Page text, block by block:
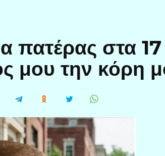
πατέρας στα
μου την κόρη